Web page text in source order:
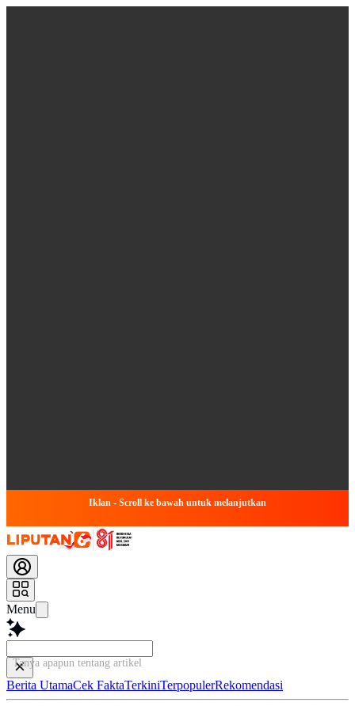
Iklan - Scroll ke bawah untuk melanjutkan
Menu
Tanya apapun tentang artikel ini...
Berita UtamaCek FaktaTerkiniTerpopulerRekomendasi